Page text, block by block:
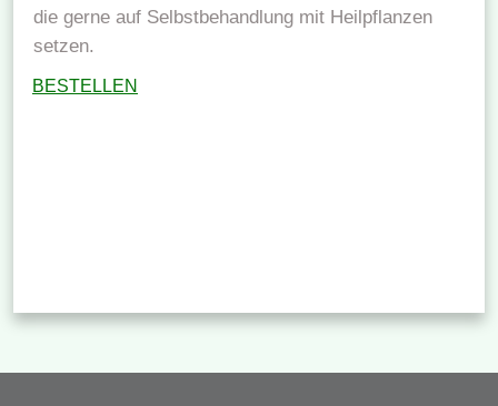
die gerne auf Selbstbehandlung mit Heilpflanzen
setzen.
BESTELLEN